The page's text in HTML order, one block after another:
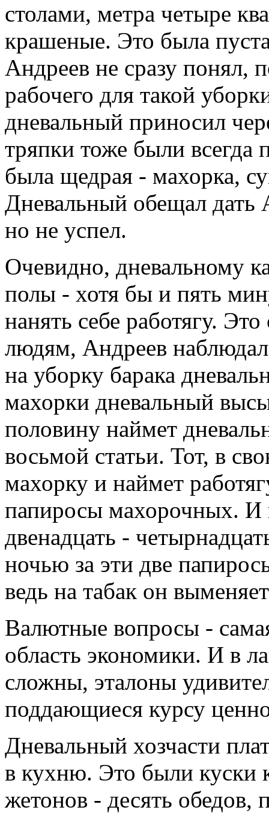
столами, метра четыре
крашеные. Это была
Андреев не сразу понял,
рабочего для такой
дневальный приносил
тряпки тоже были всегда
была щедрая - махорка,
Дневальный обещал дать
но не успел.
Очевидно, дневальному
полы - хотя бы и пять
нанять себе работягу.
людям, Андреев
на уборку барака
махорки дневальный
половину наймет
восьмой статьи. Тот, в
махорку и наймет
папиросы махорочных. И
двенадцать -
ночью за эти две
ведь на табак он
Валютные вопросы -
область экономики. И в
сложны, эталоны
поддающиеся курсу
Дневальный хозчасти
в кухню. Это были куски
жетонов - десять обедов,